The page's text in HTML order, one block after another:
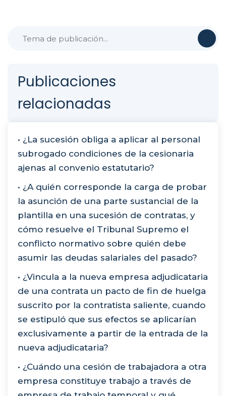
Publicaciones
relacionadas
• ¿La sucesión obliga a aplicar al personal
subrogado condiciones de la cesionaria
ajenas al convenio estatutario?
• ¿A quién corresponde la carga de probar
la asunción de una parte sustancial de la
plantilla en una sucesión de contratas, y
cómo resuelve el Tribunal Supremo el
conflicto normativo sobre quién debe
asumir las deudas salariales del pasado?
• ¿Vincula a la nueva empresa adjudicataria
de una contrata un pacto de fin de huelga
suscrito por la contratista saliente, cuando
se estipuló que sus efectos se aplicarían
exclusivamente a partir de la entrada de la
nueva adjudicataria?
• ¿Cuándo una cesión de trabajadora a otra
empresa constituye trabajo a través de